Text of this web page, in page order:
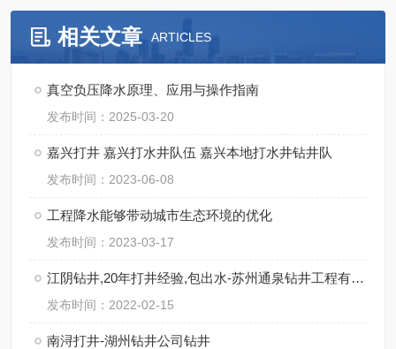
相关文章 ARTICLES
真空负压降水原理、应用与操作指南
发布时间：2025-03-20
嘉兴打井 嘉兴打水井队伍 嘉兴本地打水井钻井队
发布时间：2023-06-08
工程降水能够带动城市生态环境的优化
发布时间：2023-03-17
江阴钻井,20年打井经验,包出水-苏州通泉钻井工程有限公司
发布时间：2022-02-15
南浔打井-湖州钻井公司钻井